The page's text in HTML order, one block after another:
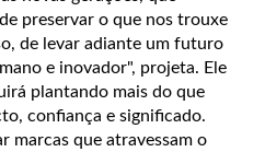
preservar o que nos trouxe
de levar adiante um futuro
e inovador", projeta. Ele
plantando mais do que
confiança e significado.
marcas que atravessam o